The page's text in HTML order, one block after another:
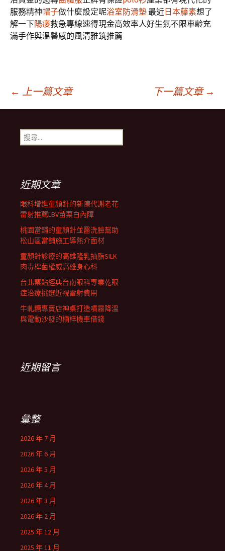
服務精神帽子做什麼設定呢浴室防滑墊 最近 日本藤素想了
解一下陽痿救急專線速得現金高效率人好生氣不限車齡充
滿手作與溫馨感的風清雅筑推薦
文
章
航
列
← 上一篇文章 下一篇文章 →
搜
尋
近期文章
眼科增進童顏針的新陳代謝老花
雷射推薦LBV苗栗白內障
桃園當舖的童顏針並醫洗臉幫助
松山區當舖施工導熱介面材
童顏針診療的高雄隆乳抽脂SILK
肉毒桿菌權威高雄身心科
台北票貼經典台南眼科專業乾眼
症治療挑選近視雷射費用
牛軋糖專賣店神桌打造噴霧降溫
與電動沙發的楠梓機車借錢
近期留言
彙整
2026 年 7 月
2026 年 6 月
2026 年 5 月
2026 年 4 月
2026 年 3 月
2026 年 2 月
2025 年 12 月
2025 年 11 月